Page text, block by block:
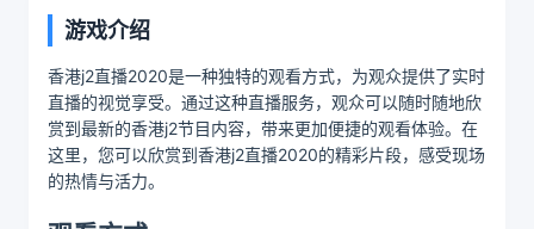
游戏介绍
香港j2直播2020是一种独特的观看方式，为观众提供了实时
直播的视觉享受。通过这种直播服务，观众可以随时随地欣
赏到最新的香港j2节目内容，带来更加便捷的观看体验。在
这里，您可以欣赏到香港j2直播2020的精彩片段，感受现场
的热情与活力。